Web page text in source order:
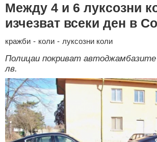
Между 4 и 6 луксозни
изчезват всеки ден в
кражби - коли - луксозни коли
Полицаи покриват
лв.